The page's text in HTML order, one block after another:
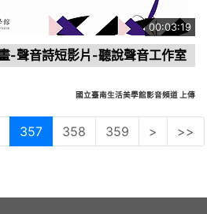
00:03:19
-聲音詩短影片-聽說聲音工作室
國立臺南生活美學館影音頻道 上傳
357 358 359 > >>